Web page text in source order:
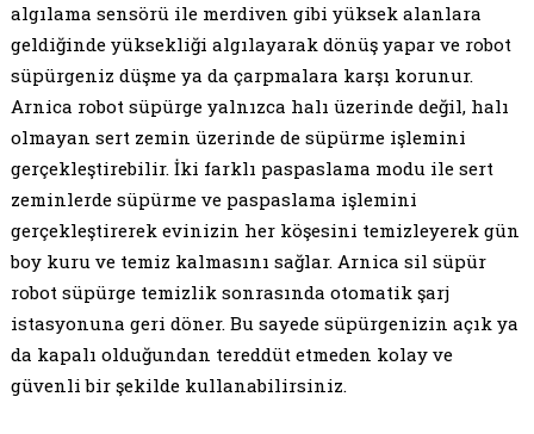
algılama sensörü ile merdiven gibi yüksek alanlara
geldiğinde yüksekliği algılayarak dönüş yapar ve robot
süpürgeniz düşme ya da çarpmalara karşı korunur.
Arnica robot süpürge yalnızca halı üzerinde değil, halı
olmayan sert zemin üzerinde de süpürme işlemini
gerçekleştirebilir. İki farklı paspaslama modu ile sert
zeminlerde süpürme ve paspaslama işlemini
gerçekleştirerek evinizin her köşesini temizleyerek gün
boy kuru ve temiz kalmasını sağlar. Arnica sil süpür
robot süpürge temizlik sonrasında otomatik şarj
istasyonuna geri döner. Bu sayede süpürgenizin açık ya
da kapalı olduğundan tereddüt etmeden kolay ve
güvenli bir şekilde kullanabilirsiniz.